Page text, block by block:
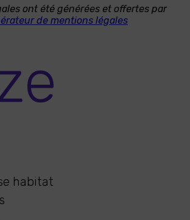
ont été générées et offertes par
de mentions légales
habitat